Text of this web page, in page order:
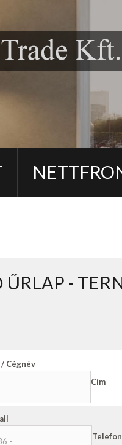
-
/ Cégnév
Cím